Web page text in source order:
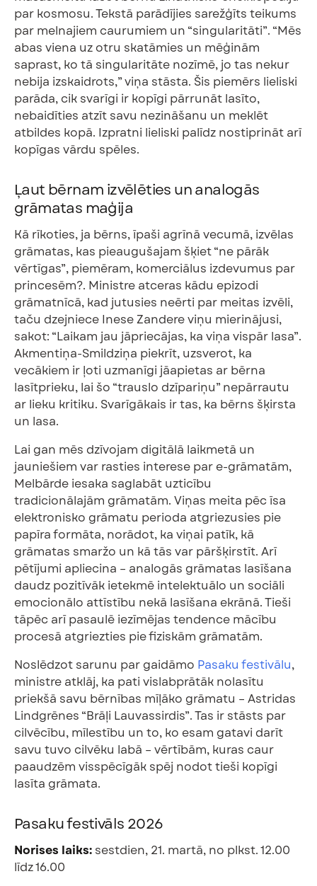
par kosmosu. Tekstā parādījies sarežģīts teikums
par melnajiem caurumiem un “singularitāti”. “Mēs
abas viena uz otru skatāmies un mēģinām
saprast, ko tā singularitāte nozīmē, jo tas nekur
nebija izskaidrots,” viņa stāsta. Šis piemērs lieliski
parāda, cik svarīgi ir kopīgi pārrunāt lasīto,
nebaidīties atzīt savu nezināšanu un meklēt
atbildes kopā. Izpratni lieliski palīdz nostiprināt arī
kopīgas vārdu spēles.
Ļaut bērnam izvēlēties un analogās
grāmatas maģija
Kā rīkoties, ja bērns, īpaši agrīnā vecumā, izvēlas
grāmatas, kas pieaugušajam šķiet “ne pārāk
vērtīgas”, piemēram, komerciālus izdevumus par
princesēm?. Ministre atceras kādu epizodi
grāmatnīcā, kad jutusies neērti par meitas izvēli,
taču dzejniece Inese Zandere viņu mierinājusi,
sakot: “Laikam jau jāpriecājas, ka viņa vispār lasa”.
Akmentiņa-Smildziņa piekrīt, uzsverot, ka
vecākiem ir ļoti uzmanīgi jāapietas ar bērna
lasītprieku, lai šo “trauslo dzīpariņu” nepārrautu
ar lieku kritiku. Svarīgākais ir tas, ka bērns šķirsta
un lasa.
Lai gan mēs dzīvojam digitālā laikmetā un
jauniešiem var rasties interese par e-grāmatām,
Melbārde iesaka saglabāt uzticību
tradicionālajām grāmatām. Viņas meita pēc īsa
elektronisko grāmatu perioda atgriezusies pie
papīra formāta, norādot, ka viņai patīk, kā
grāmatas smaržo un kā tās var pāršķirstīt. Arī
pētījumi apliecina – analogās grāmatas lasīšana
daudz pozitīvāk ietekmē intelektuālo un sociāli
emocionālo attīstību nekā lasīšana ekrānā. Tieši
tāpēc arī pasaulē iezīmējas tendence mācību
procesā atgriezties pie fiziskām grāmatām.
Noslēdzot sarunu par gaidāmo Pasaku festivālu,
ministre atklāj, ka pati vislabprātāk nolasītu
priekšā savu bērnības mīļāko grāmatu – Astridas
Lindgrēnes “Brāļi Lauvassirdis”. Tas ir stāsts par
cilvēcību, mīlestību un to, ko esam gatavi darīt
savu tuvo cilvēku labā – vērtībām, kuras caur
paaudzēm visspēcīgāk spēj nodot tieši kopīgi
lasīta grāmata.
Pasaku festivāls 2026
Norises laiks: sestdien, 21. martā, no plkst. 12.00
līdz 16.00